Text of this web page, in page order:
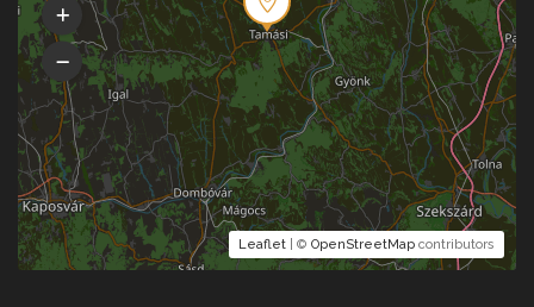
Leaflet | © OpenStreetMap contributors